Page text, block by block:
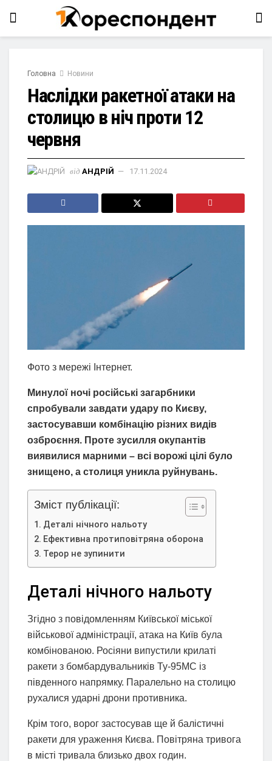
Головна Новини
Наслідки ракетної атаки на
столицю в ніч проти 12
червня
від АНДРІЙ 17.11.2024
Фото з мережі Інтернет.
Минулої ночі російські загарбники
спробували завдати удару по Києву,
застосувавши комбінацію різних видів
озброєння. Проте зусилля окупантів
виявилися марними – всі ворожі цілі було
знищено, а столиця уникла руйнувань.
Зміст публікації:
Деталі нічного нальоту
Ефективна протиповітряна оборона
Терор не зупинити
Деталі нічного нальоту
Згідно з повідомленням Київської міської
військової адміністрації, атака на Київ була
комбінованою. Росіяни випустили крилаті
ракети з бомбардувальників Ту-95МС із
південного напрямку. Паралельно на столицю
рухалися ударні дрони противника.
Крім того, ворог застосував ще й балістичні
ракети для ураження Києва. Повітряна тривога
в місті тривала близько двох годин.